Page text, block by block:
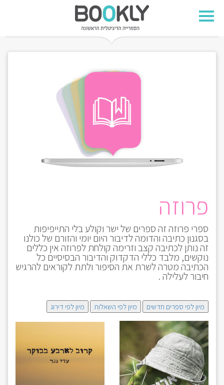
פרוזה
ספרי פרוזה זה ספרים של ישר וקולע בלי התייפיפות
בסגנון כתיבה והדומה לדיבור היום יומי והזורם של כולנו
זה נותן לכתיבה קצב וזרימה קולחת לפרוזה אין כללים
נוקשים, מלבד כללי הדקדוק והדיבור הבסיסיים כל
הכתיבה מטרה לשרת את הסיפור ולתת לקוראים להרגיש
חיבור לעלילה .
מיון לפי ספרים חדשים מיון לפי השאלות מיון לפי דירוג